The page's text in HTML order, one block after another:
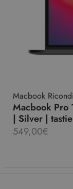
Macbook
Macbook
| Silver |
549,00€